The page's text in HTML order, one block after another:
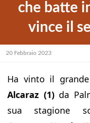
che batte
vince il
20 Febbraio 2023
Ha vinto il
Alcaraz (1)da
sua stagione